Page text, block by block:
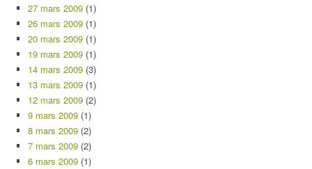
27 mars 2009 (1)
26 mars 2009 (1)
20 mars 2009 (1)
19 mars 2009 (1)
14 mars 2009 (3)
13 mars 2009 (1)
12 mars 2009 (2)
9 mars 2009 (1)
8 mars 2009 (2)
7 mars 2009 (2)
6 mars 2009 (1)